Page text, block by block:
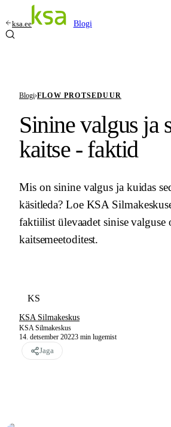
ksa.ee Blogi
Blogi›FLOW PROTSEDUUR
Sinine valgus ja
kaitse - faktid
Mis on sinine valgus ja kuidas
käsitleda? Loe KSA
faktiilist ülevaadet sinise valguse
kaitsemeetoditest.
KS
KSA Silmakeskus
KSA Silmakeskus
14. detsember 20223 min lugemist
Jaga